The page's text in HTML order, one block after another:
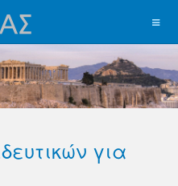
για